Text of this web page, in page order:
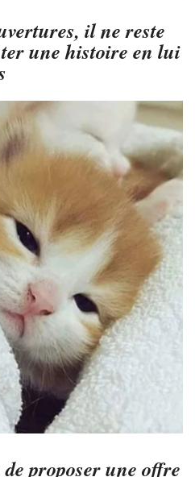
il ne reste
une histoire en lui
proposer une offre